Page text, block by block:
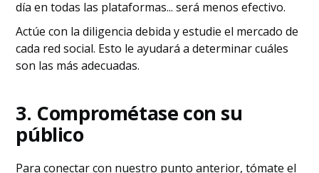
día en todas las plataformas... será menos efectivo.
Actúe con la diligencia debida y estudie el mercado de
cada red social. Esto le ayudará a determinar cuáles
son las más adecuadas.
3. Comprométase con su
público
Para conectar con nuestro punto anterior, tómate el